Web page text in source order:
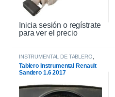
Inicia sesión o regístrate
para ver el precio
INSTRUMENTAL DE TABLERO
Tablero Instrumental Renault
Sandero 1.6 2017